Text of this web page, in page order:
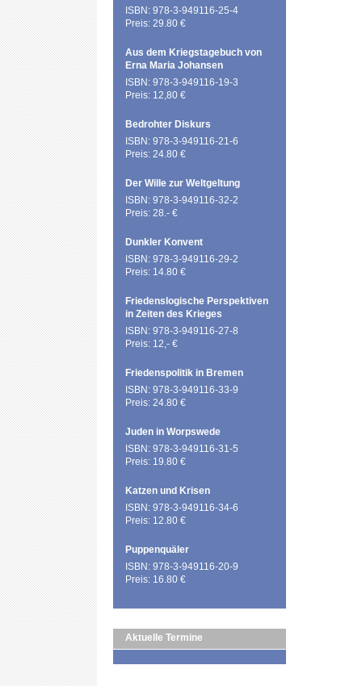
ISBN: 978-3-949116-25-4
Preis: 29.80 €
Aus dem Kriegstagebuch von
Erna Maria Johansen
ISBN: 978-3-949116-19-3
Preis: 12,80 €
Bedrohter Diskurs
ISBN: 978-3-949116-21-6
Preis: 24.80 €
Der Wille zur Weltgeltung
ISBN: 978-3-949116-32-2
Preis: 28.- €
Dunkler Konvent
ISBN: 978-3-949116-29-2
Preis: 14.80 €
Friedenslogische Perspektiven
in Zeiten des Krieges
ISBN: 978-3-949116-27-8
Preis: 12,- €
Friedenspolitik in Bremen
ISBN: 978-3-949116-33-9
Preis: 24.80 €
Juden in Worpswede
ISBN: 978-3-949116-31-5
Preis: 19.80 €
Katzen und Krisen
ISBN: 978-3-949116-34-6
Preis: 12.80 €
Puppenquäler
ISBN: 978-3-949116-20-9
Preis: 16.80 €
Aktuelle Termine